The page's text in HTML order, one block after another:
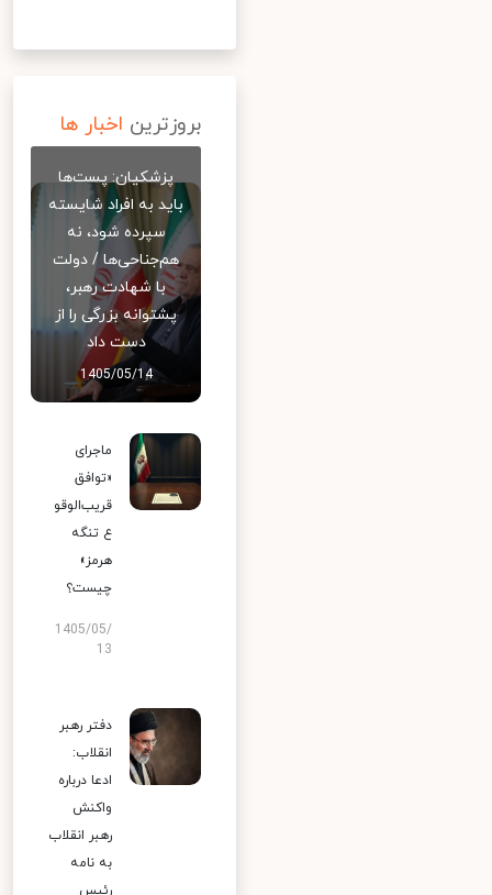
بروزترین اخبار ها
پزشکیان: پست‌ها
باید به افراد شایسته
سپرده شود، نه
هم‌جناحی‌ها / دولت
با شهادت رهبر،
پشتوانه بزرگی را از
دست داد
1405/05/14
ماجرای
«توافق
قریب‌الوقو
ع تنگه
هرمز»
چیست؟
1405/05/
13
دفتر رهبر
انقلاب:
ادعا درباره
واکنش
رهبر انقلاب
به نامه
رئیس